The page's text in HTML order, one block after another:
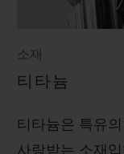
소재
티타늄
티타늄은 특유
사랑받는 소재